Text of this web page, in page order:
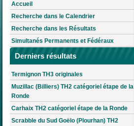
Accueil
Recherche dans le Calendrier
Recherche dans les Résultats
Simultanés Permanents et Fédéraux
Derniers résultats
Termignon TH3 originales
Muzillac (Billiers) TH2 catégoriel étape de la
Ronde
Carhaix TH2 catégoriel étape de la Ronde
Scrabble du Sud Goëlo (Plourhan) TH2